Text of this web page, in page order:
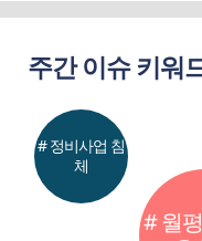
주간 이슈 키워
# 월
# 정비사업 침
체